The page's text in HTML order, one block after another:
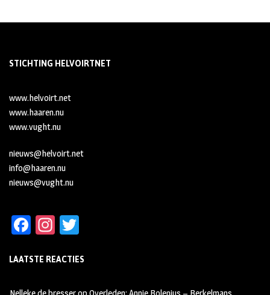
STICHTING HELVOIRTNET
www.helvoirt.net
www.haaren.nu
www.vught.nu
nieuws@helvoirt.net
info@haaren.nu
nieuws@vught.nu
Fa
b
oo
In
ag tt
LAATSTE REACTIES